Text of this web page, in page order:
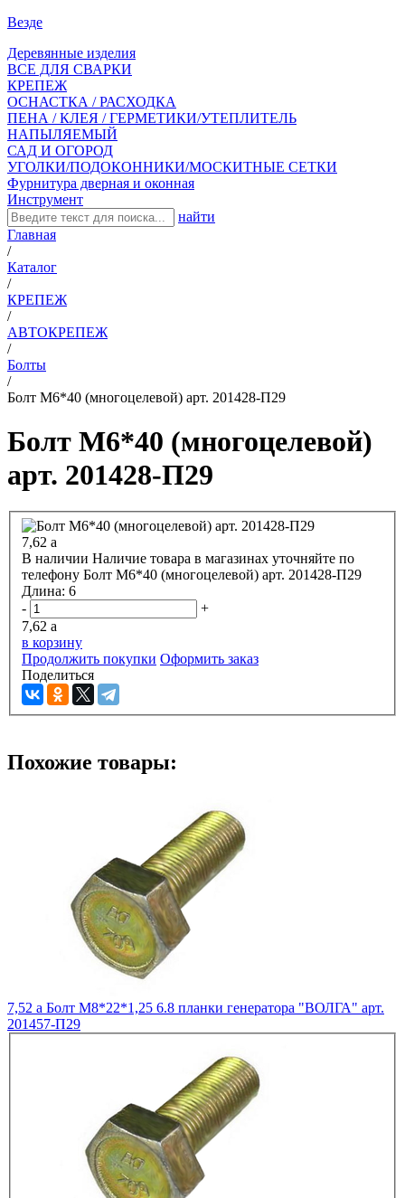
Везде
Деревянные изделия
ВСЕ ДЛЯ СВАРКИ
КРЕПЕЖ
ОСНАСТКА / РАСХОДКА
ПЕНА / КЛЕЯ / ГЕРМЕТИКИ/УТЕПЛИТЕЛЬ
НАПЫЛЯЕМЫЙ
САД И ОГОРОД
УГОЛКИ/ПОДОКОННИКИ/МОСКИТНЫЕ СЕТКИ
Фурнитура дверная и оконная
Инструмент
найти
Главная
/
Каталог
/
КРЕПЕЖ
/
АВТОКРЕПЕЖ
/
Болты
/
Болт М6*40 (многоцелевой) арт. 201428-П29
Болт М6*40 (многоцелевой)
арт. 201428-П29
7,62 a
В наличии Наличие товара в магазинах уточняйте по
телефону
Болт М6*40 (многоцелевой) арт. 201428-П29
Длина: 6
-
+
7,62 a
в корзину
Продолжить покупки Оформить заказ
Поделиться
Похожие товары:
7,52 a Болт М8*22*1,25 6.8 планки генератора "ВОЛГА" арт.
201457-П29